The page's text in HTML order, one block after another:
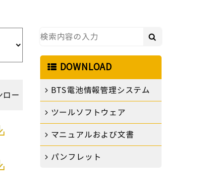
DOWNLOAD
BTS電池情報管理システム
ツールソフトウェア
マニュアルおよび文書
パンフレット
ロー